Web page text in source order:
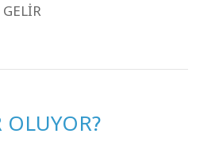
GELİR
OLUYOR?